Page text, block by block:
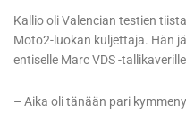
Kallio oli Valencian testien
Moto2-luokan kuljettaja. Hän
entiselle Marc VDS -
– Aika oli tänään pari